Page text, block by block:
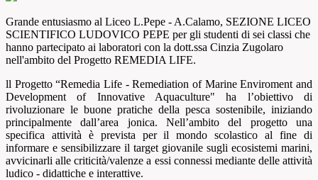
Grande entusiasmo al Liceo L.Pepe - A.Calamo, SEZIONE LICEO
SCIENTIFICO LUDOVICO PEPE per gli studenti di sei classi che
hanno partecipato ai laboratori con la dott.ssa Cinzia Zugolaro
nell'ambito del Progetto REMEDIA LIFE.
ll Progetto “Remedia Life - Remediation of Marine Enviroment and
Development of Innovative Aquaculture" ha l’obiettivo di
rivoluzionare le buone pratiche della pesca sostenibile, iniziando
principalmente dall’area jonica. Nell’ambito del progetto una
specifica attività è prevista per il mondo scolastico al fine di
informare e sensibilizzare il target giovanile sugli ecosistemi marini,
avvicinarli alle criticità/valenze a essi connessi mediante delle attività
ludico - didattiche e interattive.